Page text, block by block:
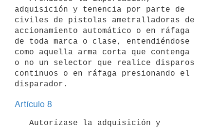
adquisición y tenencia por parte de
civiles de pistolas ametralladoras de
accionamiento automático o en ráfaga
de toda marca o clase, entendiéndose
como aquella arma corta que contenga
o no un selector que realice disparos
continuos o en ráfaga presionando el
Artículo 8